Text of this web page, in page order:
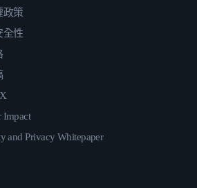
政策
全性
Impact
and Privacy Whitepaper